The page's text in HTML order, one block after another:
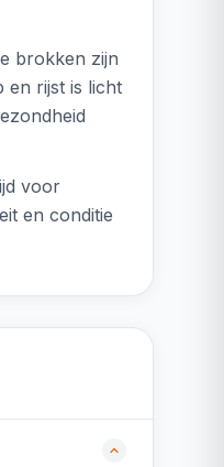
brokken zijn
en rijst is licht
voor
en conditie